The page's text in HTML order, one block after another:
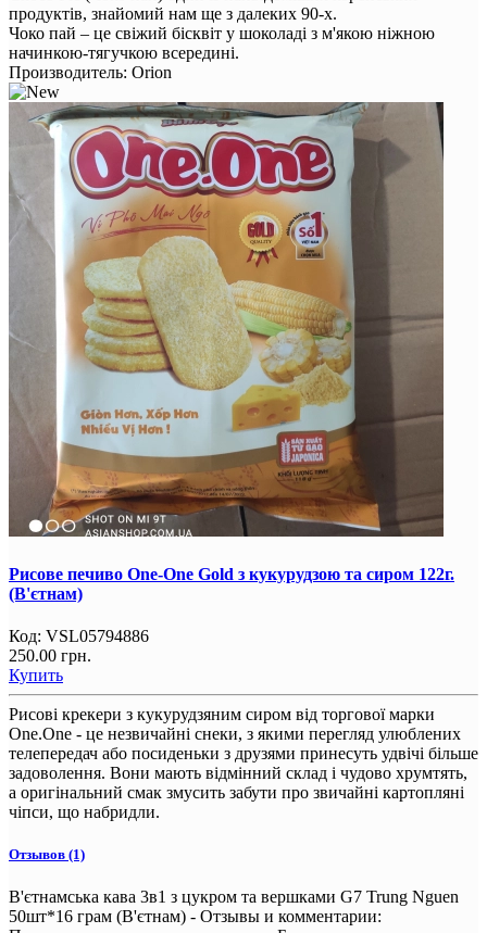
продуктів, знайомий нам ще з далеких 90-х.
Чоко пай – це свіжий бісквіт у шоколаді з м'якою ніжною
начинкою-тягучкою всередині.
Производитель: Orion
Рисове печиво One-One Gold з кукурудзою та сиром 122г.
(В'єтнам)
Код: VSL05794886
250.00 грн.
Купить
Рисові крекери з кукурудзяним сиром від торгової марки
One.One - це незвичайні снеки, з якими перегляд улюблених
телепередач або посиденьки з друзями принесуть удвічі більше
задоволення. Вони мають відмінний склад і чудово хрумтять,
а оригінальний смак змусить забути про звичайні картопляні
чіпси, що набридли.
Отзывов (1)
В'єтнамська кава 3в1 з цукром та вершками G7 Trung Nguen
50шт*16 грам (В'єтнам) - Отзывы и комментарии: